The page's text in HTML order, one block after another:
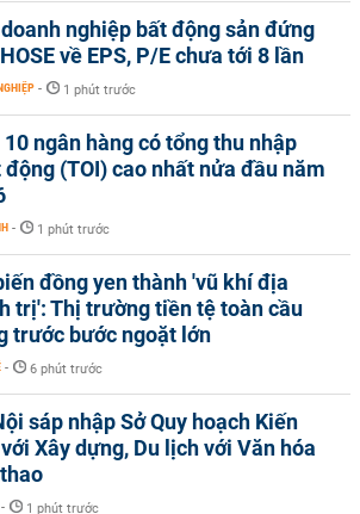
nghiệp bất động sản đứng
về EPS, P/E chưa tới 8 lần
- 1 phút trước
10 ngân hàng có tổng thu nhập
động (TOI) cao nhất nửa đầu năm
- 1 phút trước
đồng yen thành 'vũ khí địa
trị': Thị trường tiền tệ toàn cầu
trước bước ngoặt lớn
- 6 phút trước
sáp nhập Sở Quy hoạch Kiến
Xây dựng, Du lịch với Văn hóa
- 1 phút trước